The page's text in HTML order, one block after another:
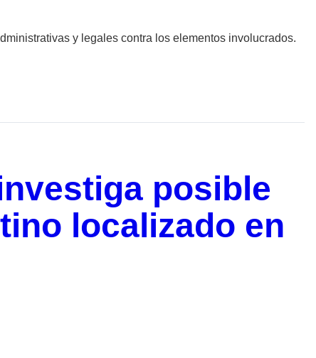
y legales contra los elementos involucrados.
posible
localizado en